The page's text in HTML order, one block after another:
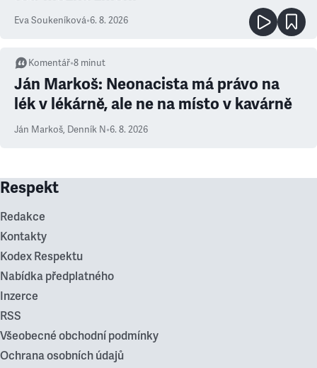
Eva Soukeníková•6. 8. 2026
Komentář•8 minut
Ján Markoš: Neonacista má právo na
lék v lékárně, ale ne na místo v kavárně
Ján Markoš, Denník N•6. 8. 2026
Respekt
Redakce
Kontakty
Kodex Respektu
Nabídka předplatného
Inzerce
RSS
Všeobecné obchodní podmínky
Ochrana osobních údajů